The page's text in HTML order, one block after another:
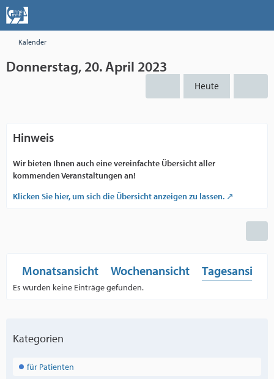
Kalender
Donnerstag, 20. April 2023
Heute
Hinweis
Wir bieten Ihnen auch eine vereinfachte Übersicht aller
kommenden Veranstaltungen an!
Klicken Sie hier, um sich die Übersicht anzeigen zu lassen.
Monatsansicht Wochenansicht Tagesansicht
Es wurden keine Einträge gefunden.
Kategorien
für Patienten